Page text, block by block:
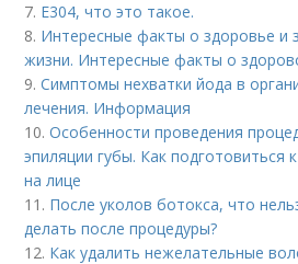
7. Е304, что это такое.
8. Интересные факты о здоровье и
жизни. Интересные факты о
9.Симптомы нехватки йода в
лечения. Информация
10.Особенности проведения
эпиляции губы. Как подготовиться
на лице
11. После уколов ботокса, что
делать после процедуры?
12. Как удалить нежелательные